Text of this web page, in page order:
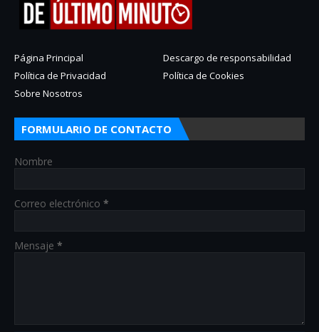
Página Principal
Descargo de responsabilidad
Política de Privacidad
Política de Cookies
Sobre Nosotros
FORMULARIO DE CONTACTO
Nombre
Correo electrónico *
Mensaje *